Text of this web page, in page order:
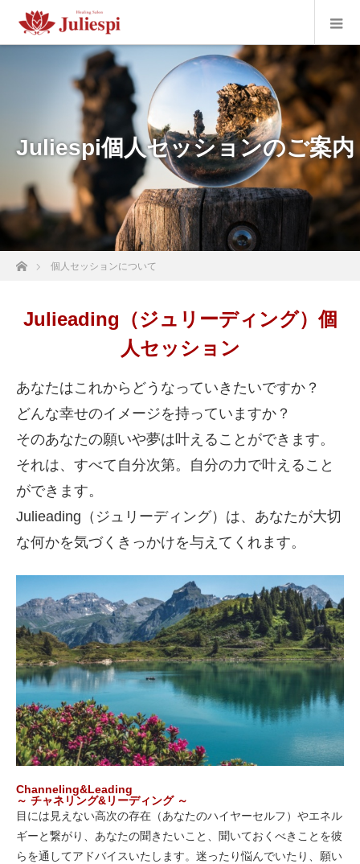
Juliespi個人セッションのご案内
ホーム個人セッションについて
Julieading（ジュリーディング）個
人セッション
あなたはこれからどうなっていきたいですか？
どんな幸せのイメージを持っていますか？
そのあなたの願いや夢は叶えることができます。
それは、すべて自分次第。自分の力で叶えること
ができます。
Julieading（ジュリーディング）は、あなたが大切
な何かを気づくきっかけを与えてくれます。
Channeling&Leading
～ チャネリング&リーディング ～
目には見えない高次の存在（あなたのハイヤーセルフ）やエネル
ギーと繋がり、あなたの聞きたいこと、聞いておくべきことを彼
らを通してアドバイスいたします。迷ったり悩んでいたり、願い